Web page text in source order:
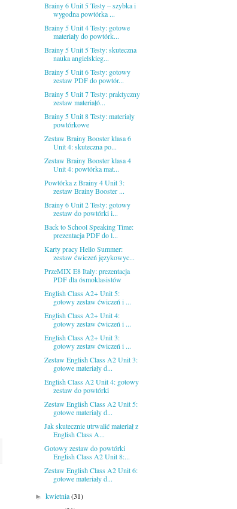
Brainy 6 Unit 5 Testy – szybka i
wygodna powtórka ...
Brainy 5 Unit 4 Testy: gotowe
materiały do powtórk...
Brainy 5 Unit 5 Testy: skuteczna
nauka angielskieg...
Brainy 5 Unit 6 Testy: gotowy
zestaw PDF do powtór...
Brainy 5 Unit 7 Testy: praktyczny
zestaw materiałó...
Brainy 5 Unit 8 Testy: materiały
powtórkowe
Zestaw Brainy Booster klasa 6
Unit 4: skuteczna po...
Zestaw Brainy Booster klasa 4
Unit 4: powtórka mat...
Powtórka z Brainy 4 Unit 3:
zestaw Brainy Booster ...
Brainy 6 Unit 2 Testy: gotowy
zestaw do powtórki i...
Back to School Speaking Time:
prezentacja PDF do l...
Karty pracy Hello Summer:
zestaw ćwiczeń językowyc...
PrzeMIX E8 Italy: prezentacja
PDF dla ósmoklasistów
English Class A2+ Unit 5:
gotowy zestaw ćwiczeń i ...
English Class A2+ Unit 4:
gotowy zestaw ćwiczeń i ...
English Class A2+ Unit 3:
gotowy zestaw ćwiczeń i ...
Zestaw English Class A2 Unit 3:
gotowe materiały d...
English Class A2 Unit 4: gotowy
zestaw do powtórki
Zestaw English Class A2 Unit 5:
gotowe materiały d...
Jak skutecznie utrwalić materiał z
English Class A...
Gotowy zestaw do powtórki
English Class A2 Unit 8:...
Zestaw English Class A2 Unit 6:
gotowe materiały d...
►kwietnia(31)